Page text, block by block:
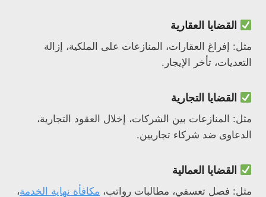
القضايا العقارية
مثل: إفراغ العقارات، المنازعات على الملكية، إزالة
التعديات، تأخر الإيجار.
القضايا التجارية
مثل: المنازعات بين الشركات، إخلال العقود التجارية،
الدعاوى ضد شركاء تجاريين.
القضايا العمالية
مثل: فصل تعسفي، مطالبات رواتب، مكافأة نهاية الخدمة،